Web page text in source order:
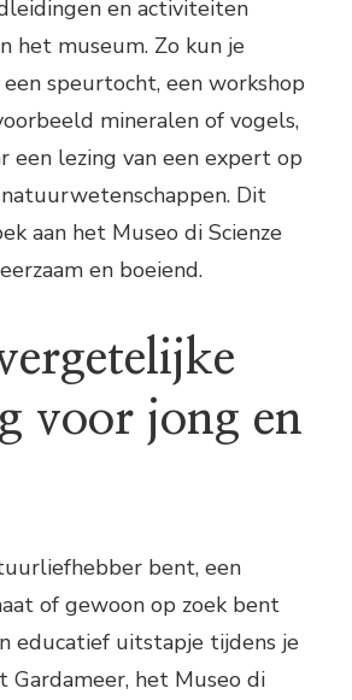
en activiteiten
het museum. Zo kun je
speurtocht, een workshop
mineralen of vogels,
een lezing van een expert op
Dit
aan het Museo di Scienze
en boeiend.
voor jong en
bent, een
of gewoon op zoek bent
educatief uitstapje tijdens je
Gardameer, het Museo di